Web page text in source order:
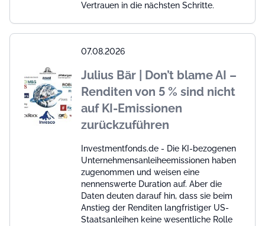
Vertrauen in die nächsten Schritte.
07.08.2026
Julius Bär | Don’t blame AI –
Renditen von 5 % sind nicht
auf KI-Emissionen
zurückzuführen
Investmentfonds.de - Die KI-bezogenen
Unternehmensanleiheemissionen haben
zugenommen und weisen eine
nennenswerte Duration auf. Aber die
Daten deuten darauf hin, dass sie beim
Anstieg der Renditen langfristiger US-
Staatsanleihen keine wesentliche Rolle